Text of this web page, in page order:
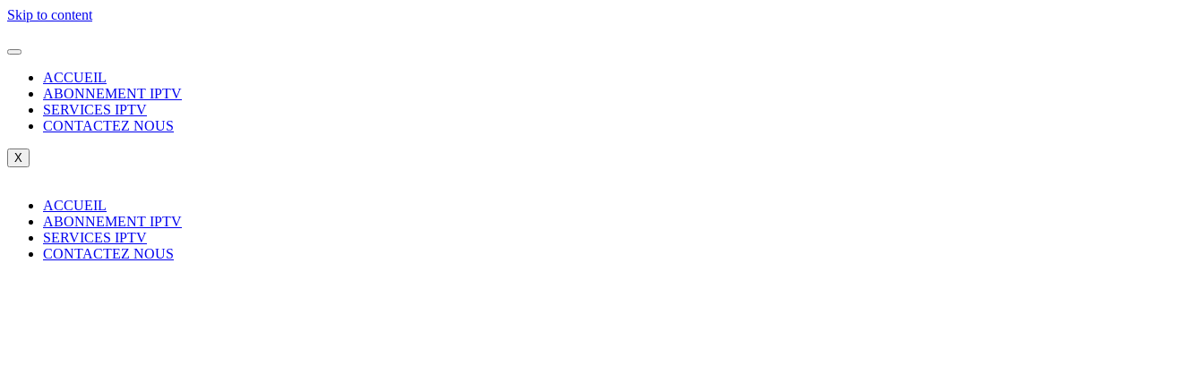
Skip to content
ACCUEIL
ABONNEMENT IPTV
SERVICES IPTV
CONTACTEZ NOUS
X
ACCUEIL
ABONNEMENT IPTV
SERVICES IPTV
CONTACTEZ NOUS